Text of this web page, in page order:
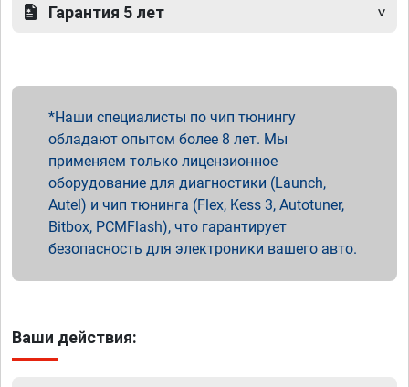
Гарантия 5 лет
Наши специалисты по чип тюнингу
обладают опытом более 8 лет. Мы
применяем только лицензионное
оборудование для диагностики (Launch,
Autel) и чип тюнинга (Flex, Kess 3, Autotuner,
Bitbox, PCMFlash), что гарантирует
безопасность для электроники вашего авто.
Ваши действия: